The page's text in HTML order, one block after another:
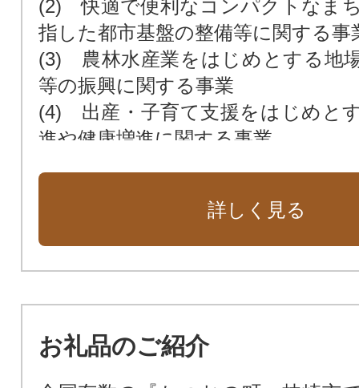
(2) 快適で便利なコンパクトなま
指した都市基盤の整備等に関する事
(3) 農林水産業をはじめとする地
等の振興に関する事業
(4) 出産・子育て支援をはじめと
進や健康増進に関する事業
(6) 市民や地域づくり団体との協
民ぐるみのまちづくり等に関する事
(7) その他まちづくりに関する事業
詳しく見る
お礼品のご紹介